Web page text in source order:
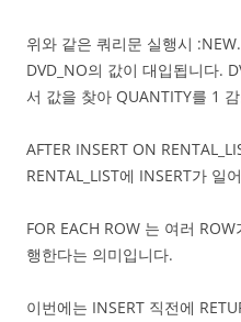
위와 같은 쿼리문 실행시
DVD_NO의 값이 대입됩니다.
서 값을 찾아 QUANTITY를 1
AFTER INSERT ON
RENTAL_LIST에 INSERT가
FOR EACH ROW 는 여러
행한다는 의미입니다.
이번에는 INSERT 직전에